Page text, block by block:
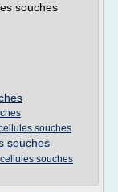
souches
souches
souches
souches